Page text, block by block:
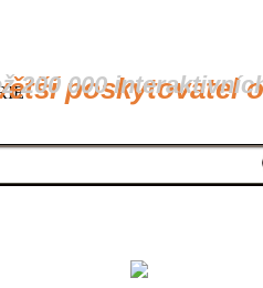
poskytovatel
200 000